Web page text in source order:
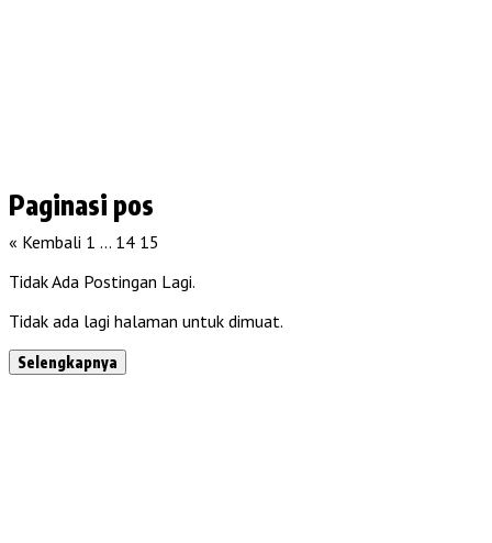
Paginasi pos
« Kembali 1 … 14 15
Tidak Ada Postingan Lagi.
Tidak ada lagi halaman untuk dimuat.
Selengkapnya